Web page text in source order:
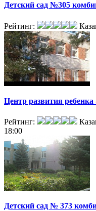
Детский сад №305
Рейтинг:
Центр развития
Рейтинг:
18:00
Детский сад № 373